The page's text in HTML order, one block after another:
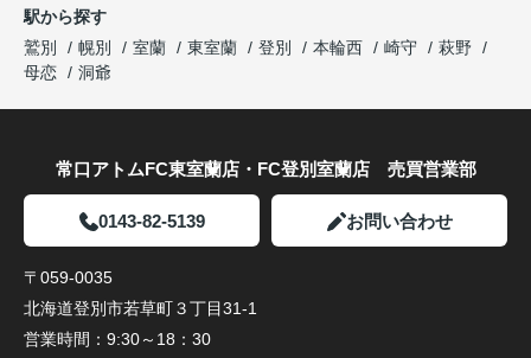
駅から探す
鷲別
幌別 室蘭 東室蘭 登別 本輪西 崎守
萩野
母恋
洞爺
常口アトムFC東室蘭店・FC登別室蘭店 売買営業部
0143-82-5139 お問い合わせ
〒059-0035
北海道登別市若草町３丁目31-1
営業時間： 9:30～18：30